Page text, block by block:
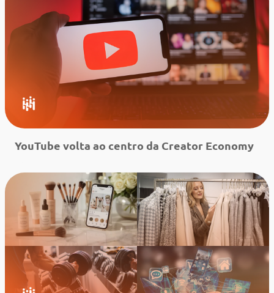
Leia mais
YouTube volta ao centro da Creator Economy